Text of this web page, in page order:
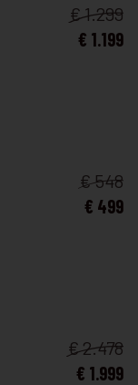
€ 1.299
€ 1.199
€ 548
€ 499
€ 2.478
€ 1.999